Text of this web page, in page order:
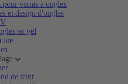
pour vernis à ongles
et design d'ongles
en gel
de teint